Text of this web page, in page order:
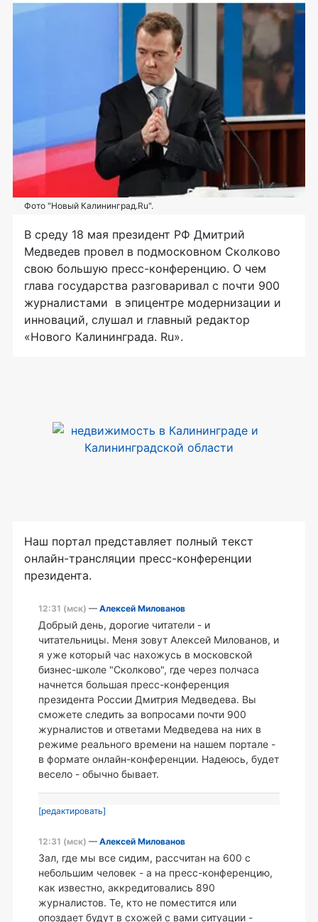
Фото "Новый Калининград.Ru".
В среду 18 мая президент РФ Дмитрий
Медведев провел в подмосковном Сколково
свою большую пресс-конференцию. О чем
глава государства разговаривал с почти 900
журналистами в эпицентре модернизации и
инноваций, слушал и главный редактор
«Нового Калининграда. Ru».
Наш портал представляет полный текст
онлайн-трансляции пресс-конференции
президента.
12:31 (мск) — Алексей Милованов
Добрый день, дорогие читатели - и
читательницы. Меня зовут Алексей Милованов, и
я уже который час нахожусь в московской
бизнес-школе "Сколково", где через полчаса
начнется большая пресс-конференция
президента России Дмитрия Медведева. Вы
сможете следить за вопросами почти 900
журналистов и ответами Медведева на них в
режиме реального времени на нашем портале -
в формате онлайн-конференции. Надеюсь, будет
весело - обычно бывает.
[редактировать]
12:31 (мск) — Алексей Милованов
Зал, где мы все сидим, рассчитан на 600 с
небольшим человек - а на пресс-конференцию,
как известно, аккредитовались 890
журналистов. Те, кто не поместится или
опоздает будут в схожей с вами ситуации -